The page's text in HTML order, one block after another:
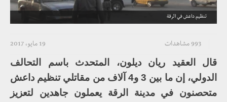
تنظيم داعش في الرقة
19 مايو، 2017 993 مشاهدات
قال العقيد ريان ديلون، المتحدث باسم التحالف
الدولي، إن ما بين 3 و4 آلاف من مقاتلي تنظيم داعش
متحصنون في مدينة الرقة يعملون جاهدين لتعزيز